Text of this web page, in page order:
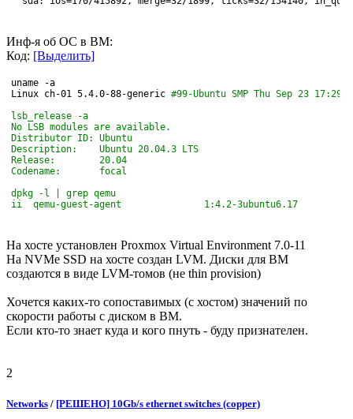
Инф-я об ОС в ВМ:
Код: [Выделить]
uname
-a
Linux ch-01 5.4.0-88-generic #99-Ubuntu SMP Thu Sep 23
lsb_release -a
No LSB modules are available.
Distributor ID:	Ubuntu
Description:	Ubuntu 20.04.3 LTS
Release:	20.04
Codename:	focal
dpkg -l | grep qemu
ii  qemu-guest-agent               1:4.2-3ubuntu6.17
На хосте установлен Proxmox Virtual Environment 7.0-11
На NVMe SSD на хосте создан LVM. Диски для ВМ
создаются в виде LVM-томов (не thin provision)
Хочется каких-то сопоставимых (с хостом) значений по
скорости работы с диском в ВМ.
Если кто-то знает куда и кого пнуть - буду признателен.
2
Networks / [РЕШЕНО] 10Gb/s ethernet switches (copper)